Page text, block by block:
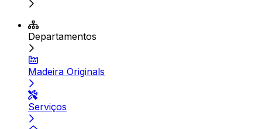
Departamentos
Madeira Originals
Serviços